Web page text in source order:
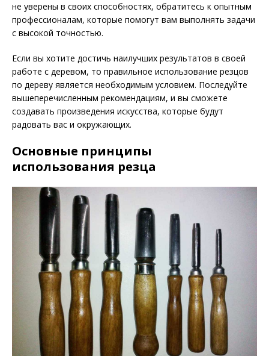
не уверены в своих способностях, обратитесь к опытным
профессионалам, которые помогут вам выполнять задачи
с высокой точностью.
Если вы хотите достичь наилучших результатов в своей
работе с деревом, то правильное использование резцов
по дереву является необходимым условием. Последуйте
вышеперечисленным рекомендациям, и вы сможете
создавать произведения искусства, которые будут
радовать вас и окружающих.
Основные принципы
использования резца